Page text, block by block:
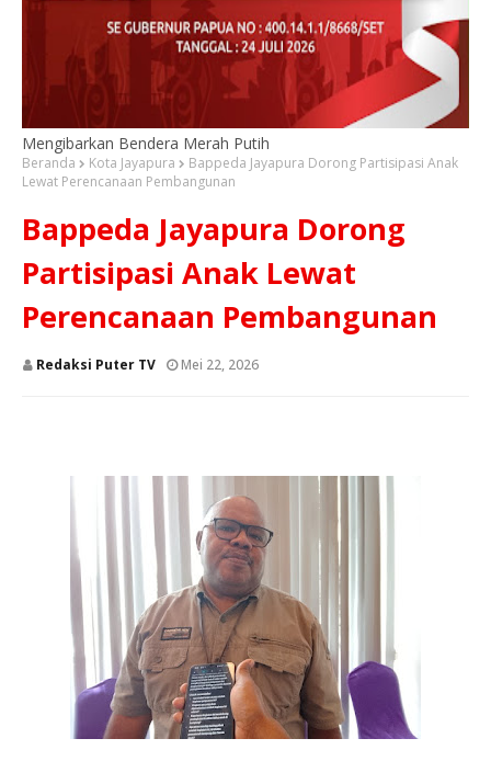
Mengibarkan Bendera Merah Putih
Beranda Kota Jayapura
Bappeda Jayapura Dorong Partisipasi Anak
Lewat Perencanaan Pembangunan
Bappeda Jayapura Dorong
Partisipasi Anak Lewat
Perencanaan Pembangunan
Redaksi Puter TV Mei 22, 2026